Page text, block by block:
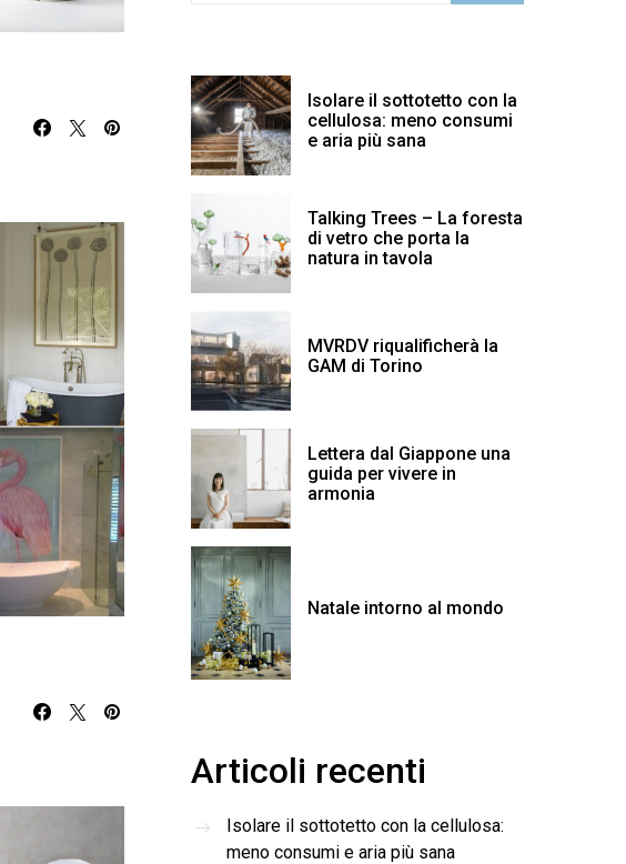
Isolare il sottotetto con la
cellulosa: meno consumi
e aria più sana
Talking Trees – La foresta
di vetro che porta la
natura in tavola
MVRDV riqualificherà la
GAM di Torino
Lettera dal Giappone una
guida per vivere in
armonia
Natale intorno al mondo
Articoli recenti
Isolare il sottotetto con la cellulosa:
meno consumi e aria più sana